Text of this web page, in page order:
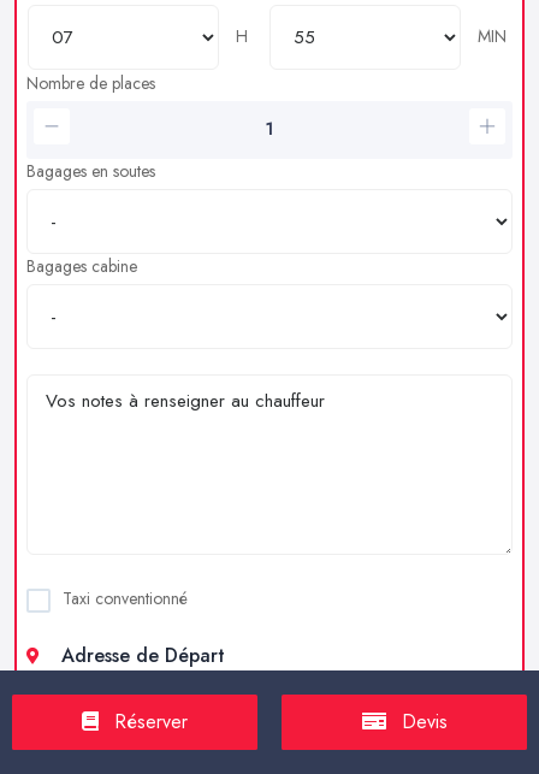
H
MIN
Nombre de places
Bagages en soutes
Bagages cabine
Taxi conventionné
Adresse de Départ
Réserver Devis